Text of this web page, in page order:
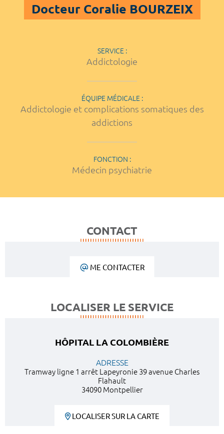
Docteur Coralie BOURZEIX
SERVICE :
Addictologie
ÉQUIPE MÉDICALE :
Addictologie et complications somatiques des
addictions
FONCTION :
Médecin psychiatrie
CONTACT
ME CONTACTER
LOCALISER LE SERVICE
HÔPITAL LA COLOMBIÈRE
ADRESSE
Tramway ligne 1 arrêt Lapeyronie 39 avenue Charles
Flahault
34090 Montpellier
LOCALISER SUR LA CARTE